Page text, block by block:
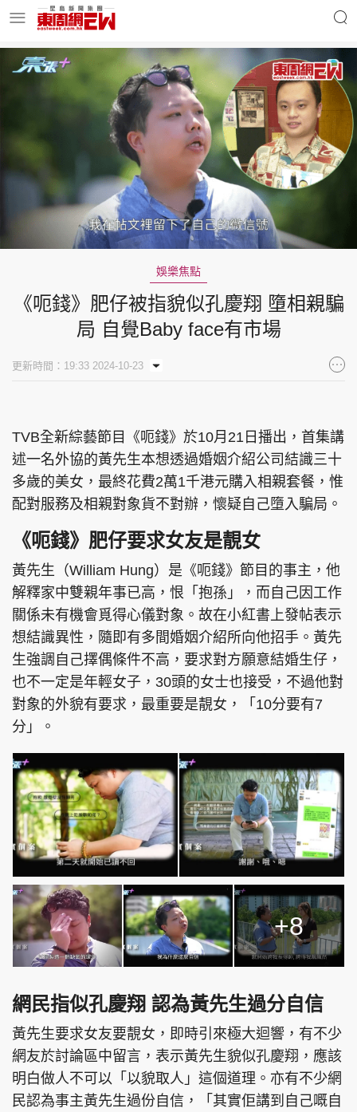
明星名人 時事財經
東周Ladies 優享生活
東周食玩通 會員活動
玄學靈異 東周專欄
東周刊 cazbuyer 東Touch
PCM 電腦廣場 星島頭條 星島日報
頭條日報 星島環球 The Standard
親子王 Oh!爸媽 JobMarket
頭條搵工 EDUPLUS
關於我們
聯絡我們
隱私政策聲明
使用條款
版權及免責聲明
©Eastweek.com.hk. All rights reserved.
娛樂焦點
《呃錢》肥仔被指貌似孔慶翔 墮相親騙
局 自覺Baby face有市場
更新時間：19:33 2024-10-23
TVB全新綜藝節目《呃錢》於10月21日播出，首集講
述一名外協的黃先生本想透過婚姻介紹公司結識三十
多歲的美女，最終花費2萬1千港元購入相親套餐，惟
配對服務及相親對象貨不對辦，懷疑自己墮入騙局。
《呃錢》肥仔要求女友是靚女
黃先生（William Hung）是《呃錢》節目的事主，他
解釋家中雙親年事已高，恨「抱孫」，而自己因工作
關係未有機會覓得心儀對象。故在小紅書上發帖表示
想結識異性，隨即有多間婚姻介紹所向他招手。黃先
生強調自己擇偶條件不高，要求對方願意結婚生仔，
也不一定是年輕女子，30頭的女士也接受，不過他對
對象的外貌有要求，最重要是靚女，「10分要有7
分」。
+8
網民指似孔慶翔 認為黃先生過分自信
黃先生要求女友要靚女，即時引來極大迴響，有不少
網友於討論區中留言，表示黃先生貌似孔慶翔，應該
明白做人不可以「以貌取人」這個道理。亦有不少網
民認為事主黃先生過份自信，「其實佢講到自己嘅自